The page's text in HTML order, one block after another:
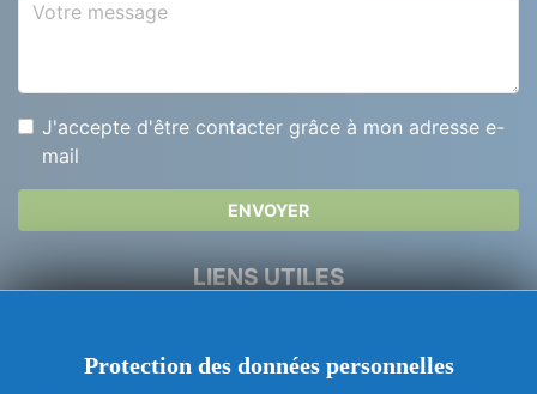
Protection des données personnelles
Votre message
J'accepte d'être contacter grâce à mon adresse e-
mail
ENVOYER
LIENS UTILES
Urgence Serrurier Paris